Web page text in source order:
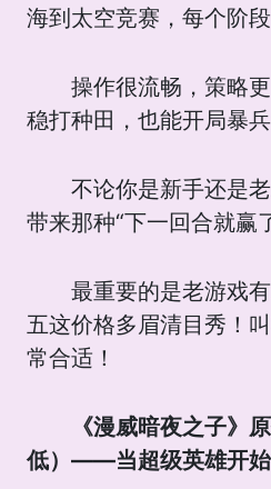
海到太空竞赛，每个阶段
操作很流畅，策略
稳打种田，也能开局暴兵
不论你是新手还是
带来那种“下一回合就赢
最重要的是老游戏
五这价格多眉清目秀！
常合适！
《漫威暗夜之子》
低）——当超级英雄开